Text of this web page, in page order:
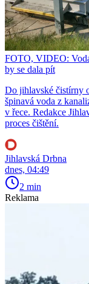
FOTO, VIDEO:
by se dala pít
Do jihlavské čistírny
špinavá voda z
v řece. Redakce
proces čištění.
Jihlavská Drbna
dnes, 04:49
2 min
Reklama